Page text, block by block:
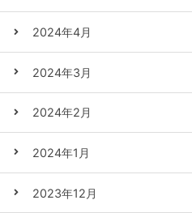
2024年4月
2024年3月
2024年2月
2024年1月
2023年12月